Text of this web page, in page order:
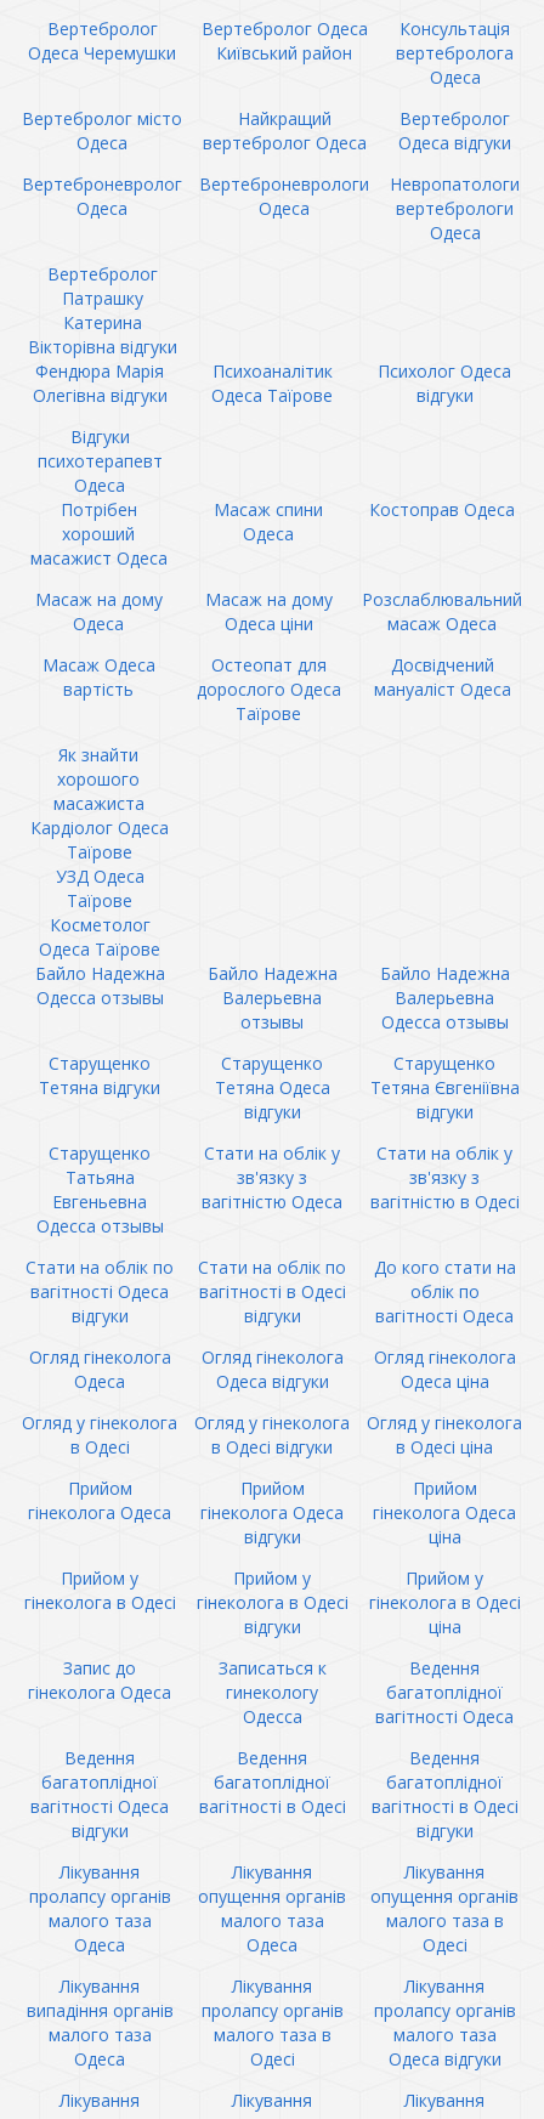
Вертебролог
Одеса Черемушки
Вертебролог Одеса
Київський район
Консультація
вертебролога
Одеса
Вертебролог місто
Одеса
Найкращий
вертебролог Одеса
Вертебролог
Одеса відгуки
Вертеброневролог
Одеса
Вертеброневрологи
Одеса
Невропатологи
вертебрологи
Одеса
Вертебролог
Патрашку
Катерина
Вікторівна відгуки
Фендюра Марія
Олегівна відгуки
Психоаналітик
Одеса Таїрове
Психолог Одеса
відгуки
Відгуки
психотерапевт
Одеса
Потрібен
хороший
масажист Одеса
Масаж спини
Одеса
Костоправ Одеса
Масаж на дому
Одеса
Масаж на дому
Одеса ціни
Розслаблювальний
масаж Одеса
Масаж Одеса
вартість
Остеопат для
дорослого Одеса
Таїрове
Досвідчений
мануаліст Одеса
Як знайти
хорошого
масажиста
Кардіолог Одеса
Таїрове
УЗД Одеса
Таїрове
Косметолог
Одеса Таїрове
Байло Надежна
Одесса отзывы
Байло Надежна
Валерьевна
отзывы
Байло Надежна
Валерьевна
Одесса отзывы
Старущенко
Тетяна відгуки
Старущенко
Тетяна Одеса
відгуки
Старущенко
Тетяна Євгеніївна
відгуки
Старущенко
Татьяна
Евгеньевна
Одесса отзывы
Стати на облік у
зв'язку з
вагітністю Одеса
Стати на облік у
зв'язку з
вагітністю в Одесі
Стати на облік по
вагітності Одеса
відгуки
Стати на облік по
вагітності в Одесі
відгуки
До кого стати на
облік по
вагітності Одеса
Огляд гінеколога
Одеса
Огляд гінеколога
Одеса відгуки
Огляд гінеколога
Одеса ціна
Огляд у гінеколога
в Одесі
Огляд у гінеколога
в Одесі відгуки
Огляд у гінеколога
в Одесі ціна
Прийом
гінеколога Одеса
Прийом
гінеколога Одеса
відгуки
Прийом
гінеколога Одеса
ціна
Прийом у
гінеколога в Одесі
Прийом у
гінеколога в Одесі
відгуки
Прийом у
гінеколога в Одесі
ціна
Запис до
гінеколога Одеса
Записаться к
гинекологу
Одесса
Ведення
багатоплідної
вагітності Одеса
Ведення
багатоплідної
вагітності Одеса
відгуки
Ведення
багатоплідної
вагітності в Одесі
Ведення
багатоплідної
вагітності в Одесі
відгуки
Лікування
пролапсу органів
малого таза
Одеса
Лікування
опущення органів
малого таза
Одеса
Лікування
опущення органів
малого таза в
Одесі
Лікування
випадіння органів
малого таза
Одеса
Лікування
пролапсу органів
малого таза в
Одесі
Лікування
пролапсу органів
малого таза
Одеса відгуки
Лікування
Лікування
Лікування